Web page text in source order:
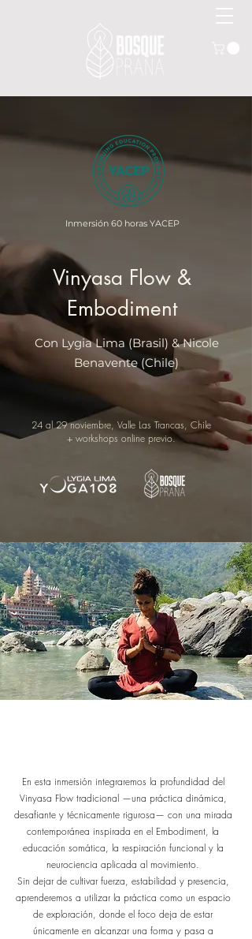
Inmersión 60 horas YACEP
Vinyasa Flow &
Embodiment
Con Lygia Lima (Brasil) & Nicole
Benavente (Chile)
24 al 29 noviembre, Valle Las Trancas, Chile
+ workshops online previo.
En esta inmersión integraremos la profundidad del
Vinyasa Flow tradicional —una práctica dinámica,
desafiante y técnicamente rigurosa— con una mirada
contemporánea inspirada en el Embodiment, la
educación somática, la respiración funcional y la
neurociencia aplicada al movimiento.
Sin dejar de cultivar fuerza, estabilidad y presencia,
aprenderemos a utilizar la práctica como un espacio
de exploración, donde el foco deja de estar
únicamente en alcanzar una forma y pasa a